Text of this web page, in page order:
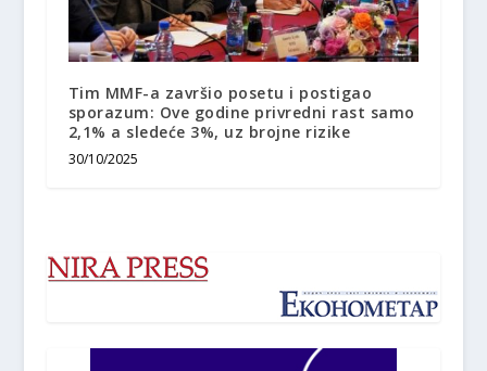
Tim MMF-a završio posetu i postigao
sporazum: Ove godine privredni rast samo
2,1% a sledeće 3%, uz brojne rizike
30/10/2025